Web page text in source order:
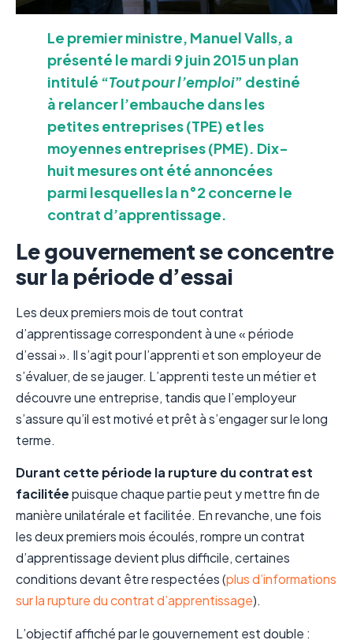
Le premier ministre, Manuel Valls, a
présenté le mardi 9 juin 2015 un plan
intitulé “Tout pour l’emploi” destiné
à relancer l’embauche dans les
petites entreprises (TPE) et les
moyennes entreprises (PME). Dix-
huit mesures ont été annoncées
parmi lesquelles la n°2 concerne le
contrat d’apprentissage.
Le gouvernement se concentre
sur la période d’essai
Les deux premiers mois de tout contrat
d’apprentissage correspondent à une « période
d’essai ». Il s’agit pour l’apprenti et son employeur de
s’évaluer, de se jauger. L’apprenti teste un métier et
découvre une entreprise, tandis que l’employeur
s’assure qu’il est motivé et prêt à s’engager sur le long
terme.
Durant cette période la rupture du contrat est
facilitéepuisque chaque partie peut y mettre fin de
manière unilatérale et facilitée. En revanche, une fois
les deux premiers mois écoulés, rompre un contrat
d’apprentissage devient plus difficile, certaines
conditions devant être respectées (plus d’informations
sur la rupture du contrat d’apprentissage).
L’objectif affiché par le gouvernement est double :